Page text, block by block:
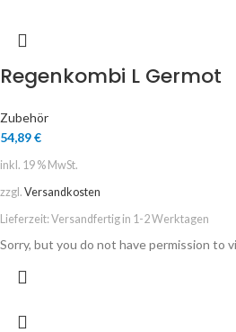
Regenkombi L Germot
Zubehör
54,89€
inkl. 19 % MwSt.
zzgl. Versandkosten
Lieferzeit: Versandfertig in 1-2 Werktagen
Sorry, but you do not have permission to